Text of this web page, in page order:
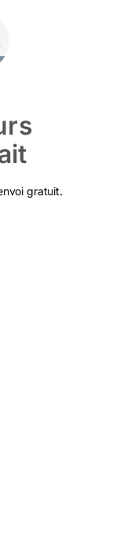
gratuit.